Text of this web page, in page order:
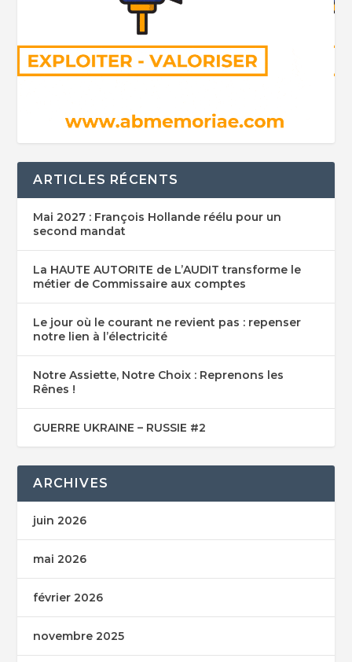
ARTICLES RÉCENTS
Mai 2027 : François Hollande réélu pour un
second mandat
La HAUTE AUTORITE de L’AUDIT transforme le
métier de Commissaire aux comptes
Le jour où le courant ne revient pas : repenser
notre lien à l’électricité
Notre Assiette, Notre Choix : Reprenons les
Rênes !
GUERRE UKRAINE – RUSSIE #2
ARCHIVES
juin 2026
mai 2026
février 2026
novembre 2025